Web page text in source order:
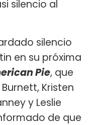
silencio al
silencio
en su próxima
Pie, que
Kristen
y Leslie
de que